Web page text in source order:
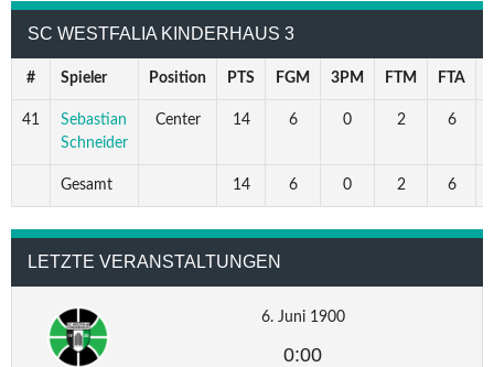
SC WESTFALIA KINDERHAUS 3
# Spieler Position PTS FGM 3PM FTM FTA
41
Sebastian
Schneider
Center 14 6 0 2 6
Gesamt 14 6 0 2 6
LETZTE VERANSTALTUNGEN
6. Juni 1900
0:00